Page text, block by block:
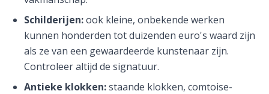
Schilderijen:ook kleine, onbekende werken
kunnen honderden tot duizenden euro's waard zijn
als ze van een gewaardeerde kunstenaar zijn.
Controleer altijd de signatuur.
Antieke klokken:staande klokken, comtoise-